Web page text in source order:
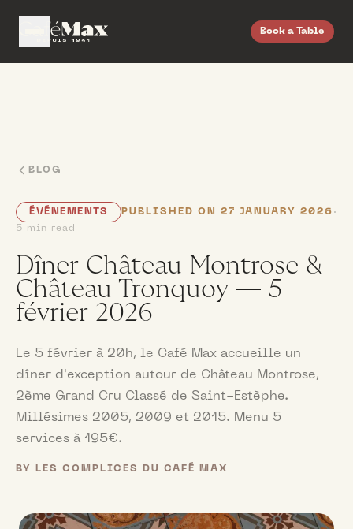
Book a Table
BLOG
ÉVÉNEMENTS PUBLISHED ON 27 JANUARY 2026 ·
5 min read
Dîner Château Montrose &
Château Tronquoy — 5
février 2026
Le 5 février à 20h, le Café Max accueille un
dîner d'exception autour de Château Montrose,
2ème Grand Cru Classé de Saint-Estèphe.
Millésimes 2005, 2009 et 2015. Menu 5
services à 195€.
BY LES COMPLICES DU CAFÉ MAX